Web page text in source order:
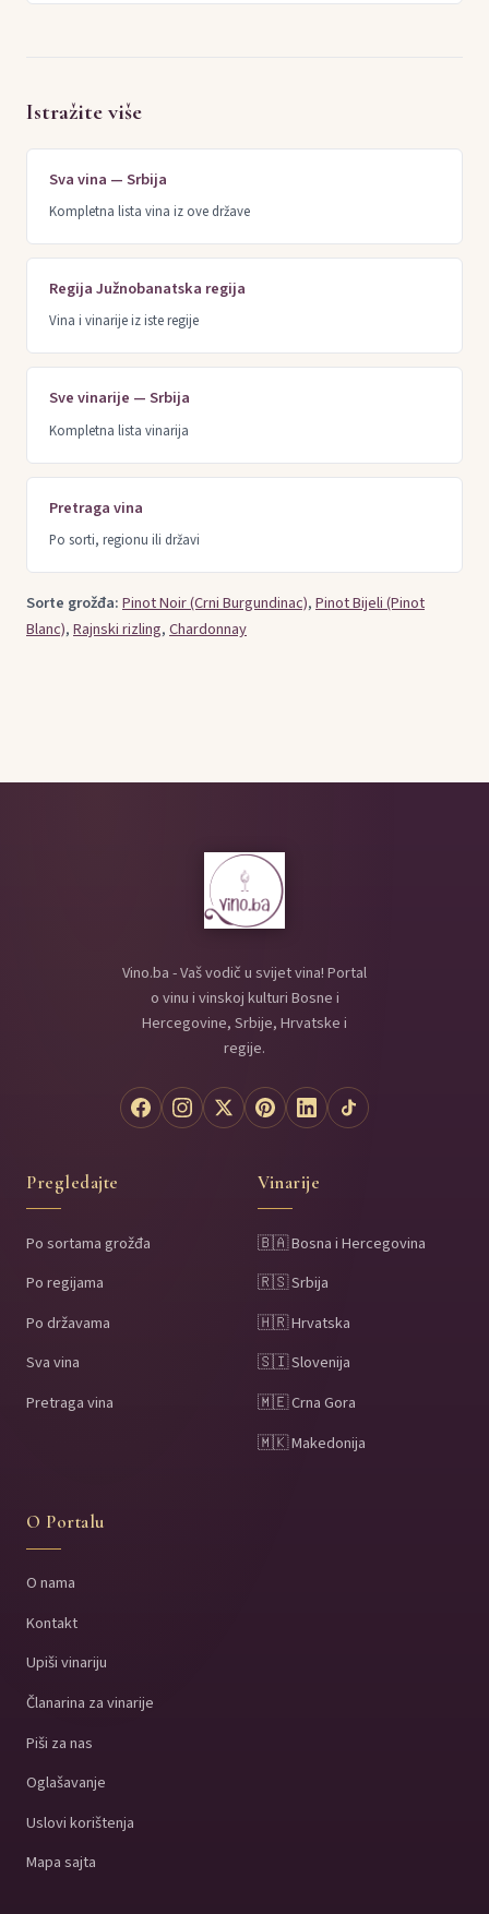
Istražite više
Sva vina — Srbija
Kompletna lista vina iz ove države
Regija Južnobanatska regija
Vina i vinarije iz iste regije
Sve vinarije — Srbija
Kompletna lista vinarija
Pretraga vina
Po sorti, regionu ili državi
Sorte grožđa:Pinot Noir (Crni Burgundinac),Pinot Bijeli (Pinot
Blanc),Rajnski rizling,Chardonnay
Vino.ba - Vaš vodič u svijet vina! Portal
o vinu i vinskoj kulturi Bosne i
Hercegovine, Srbije, Hrvatske i
regije.
Pregledajte
Po sortama grožđa
Po regijama
Po državama
Sva vina
Pretraga vina
Vinarije
🇧🇦 Bosna i Hercegovina
🇷🇸 Srbija
🇭🇷 Hrvatska
🇸🇮 Slovenija
🇲🇪 Crna Gora
🇲🇰 Makedonija
O Portalu
O nama
Kontakt
Upiši vinariju
Članarina za vinarije
Piši za nas
Oglašavanje
Uslovi korištenja
Mapa sajta